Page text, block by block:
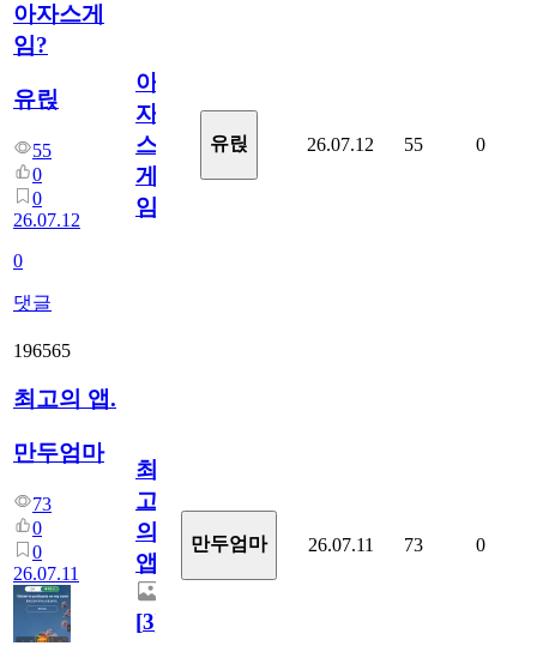
아자스게
임?
유릱
55
0
0
26.07.12
0
댓글
아
자
스
게
임?
유릱 26.07.12 55 0
196565
최고의 앱.
만두엄마
73
0
0
26.07.11
최
고
의
앱.
[3]
만두엄마 26.07.11 73 0